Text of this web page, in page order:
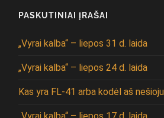
PASKUTINIAI ĮRAŠAI
„Vyrai kalba“ – liepos 31 d. laida
„Vyrai kalba“ – liepos 24 d. laida
Kas yra FL-41 arba kodėl aš nešioju